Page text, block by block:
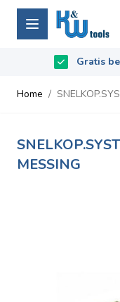
Ga naar de inhoud
Gratis
B2B / Grotere
voorwaarden
Beoordeeld met9.5
Home /
MESSING